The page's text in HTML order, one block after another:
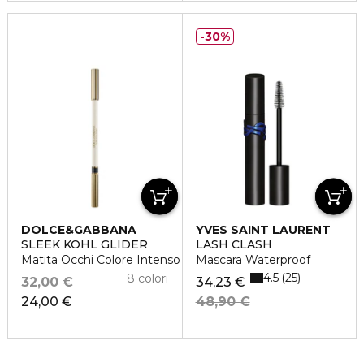
DOLCE&GABBANA
SLEEK KOHL GLIDER
Matita Occhi Colore Intenso A Tenuta 10H
24,00 €
32,00 € 8 colori
YVES SAINT LAURENT
LASH CLASH
Mascara Waterproof
34,23 €
48,90 €
4.5 25
30%